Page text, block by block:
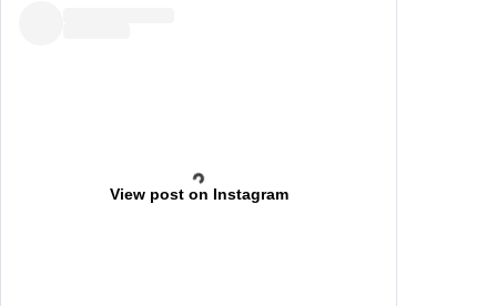
View post on Instagram